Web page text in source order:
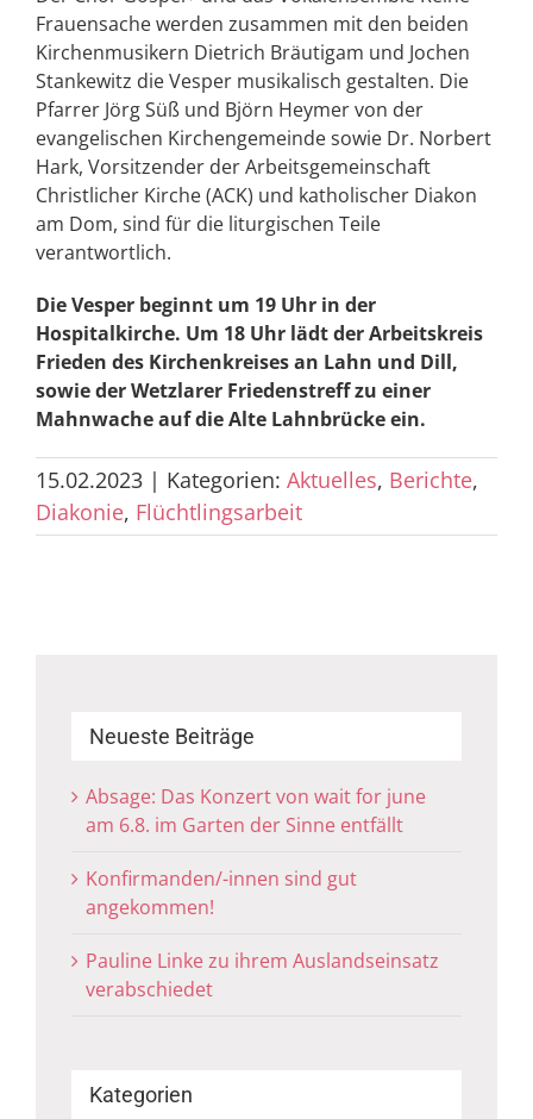
Frauensache werden zusammen mit den beiden
Kirchenmusikern Dietrich Bräutigam und Jochen
Stankewitz die Vesper musikalisch gestalten. Die
Pfarrer Jörg Süß und Björn Heymer von der
evangelischen Kirchengemeinde sowie Dr. Norbert
Hark, Vorsitzender der Arbeitsgemeinschaft
Christlicher Kirche (ACK) und katholischer Diakon
am Dom, sind für die liturgischen Teile
verantwortlich.
Die Vesper beginnt um 19 Uhr in der
Hospitalkirche. Um 18 Uhr lädt der Arbeitskreis
Frieden des Kirchenkreises an Lahn und Dill,
sowie der Wetzlarer Friedenstreff zu einer
Mahnwache auf die Alte Lahnbrücke ein.
15.02.2023 | Kategorien: Aktuelles, Berichte,
Diakonie, Flüchtlingsarbeit
Neueste Beiträge
Absage: Das Konzert von wait for june
am 6.8. im Garten der Sinne entfällt
Konfirmanden/-innen sind gut
angekommen!
Pauline Linke zu ihrem Auslandseinsatz
verabschiedet
Kategorien